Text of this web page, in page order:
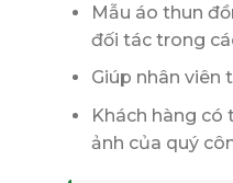
Mẫu áo thun
đối tác trong
Giúp nhân viên
Khách hàng có
ảnh của quý